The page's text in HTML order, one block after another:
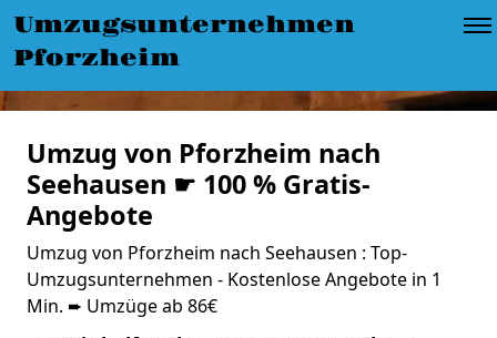
Umzugsunternehmen
Pforzheim
Umzug von Pforzheim nach
Seehausen ☛ 100 % Gratis-
Angebote
Umzug von Pforzheim nach Seehausen : Top-
Umzugsunternehmen - Kostenlose Angebote in 1
Min. ➨ Umzüge ab 86€